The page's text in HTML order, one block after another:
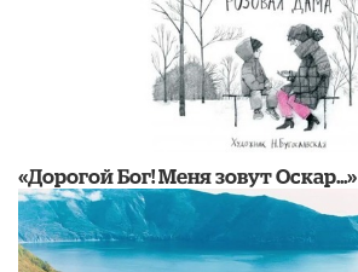
«Дорогой Бог! Меня зовут Оскар...»